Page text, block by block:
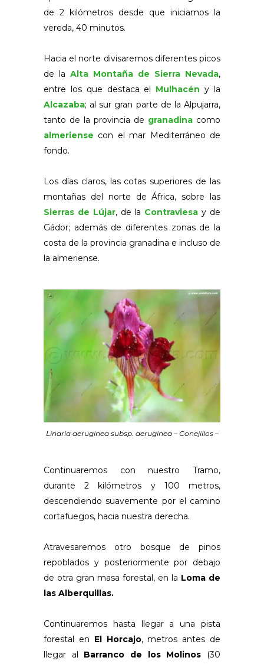
de 2 kilómetros desde que iniciamos la
vereda, 40 minutos.
Hacia el norte divisaremos diferentes picos
de la Alta Montaña de Sierra Nevada,
entre los que destaca el Mulhacén y la
Alcazaba; al sur gran parte de la Alpujarra,
tanto de la provincia de granadina como
almeriense con el mar Mediterráneo de
fondo.
Los días claros, las cotas superiores de las
montañas del norte de África, sobre las
Sierras de Lújar, de la Contraviesa y de
Gádor; además de diferentes zonas de la
costa de la provincia granadina e incluso de
la almeriense.
Linaria aeruginea subsp. aeruginea – Conejillos –
Continuaremos con nuestro Tramo,
durante 2 kilómetros y 100 metros,
descendiendo suavemente por el camino
cortafuegos, hacia nuestra derecha.
Atravesaremos otro bosque de pinos
repoblados y posteriormente por debajo
de otra gran masa forestal, en la Loma de
las Alberquillas.
Continuaremos hasta llegar a una pista
forestal en El Horcajo, metros antes de
llegar al Barranco de los Molinos (30